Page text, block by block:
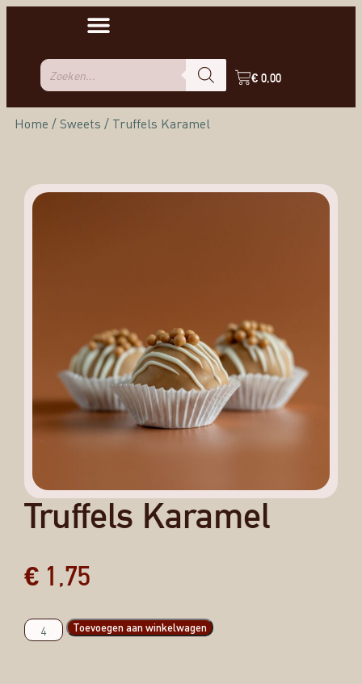
€0,00
Home / Sweets / Truffels Karamel
Truffels Karamel
€1,75
Toevoegen aan winkelwagen